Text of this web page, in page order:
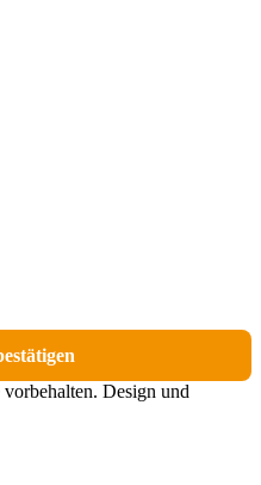
Widerruf
Design und